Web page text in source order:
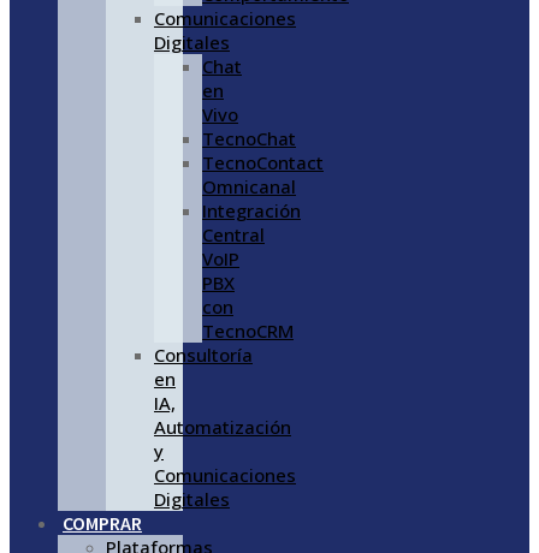
Comunicaciones
Digitales
Chat
en
Vivo
TecnoChat
TecnoContact
Omnicanal
Integración
Central
VoIP
PBX
con
TecnoCRM
Consultoría
en
IA,
Automatización
y
Comunicaciones
Digitales
COMPRAR
Plataformas